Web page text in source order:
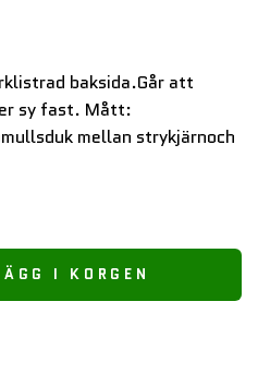
baksida.Går att
sy fast. Mått:
mellan strykjärnoch
I KORGEN